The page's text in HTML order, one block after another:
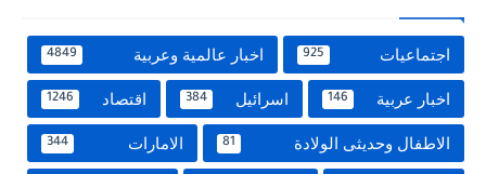
اجتماعيات 925 اخبار عالمية وعربية 4849
اخبار عربية 146 اسرائيل 384 اقتصاد 1246
الاطفال وحديثى الولادة 81 الامارات 344